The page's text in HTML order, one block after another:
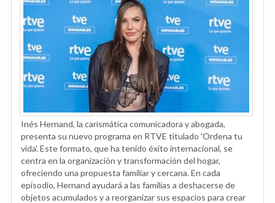
Inés Hernand, la carismática comunicadora y abogada,
presenta su nuevo programa en RTVE titulado 'Ordena tu
vida'. Este formato, que ha tenido éxito internacional, se
centra en la organización y transformación del hogar,
ofreciendo una propuesta familiar y cercana. En cada
episodio, Hernand ayudará a las familias a deshacerse de
objetos acumulados y a reorganizar sus espacios para crear